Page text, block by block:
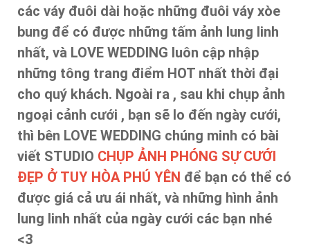
các váy đuôi dài hoặc những đuôi váy xòe
bung để có được những tấm ảnh lung linh
nhất, và LOVE WEDDING luôn cập nhập
những tông trang điểm HOT nhất thời đại
cho quý khách. Ngoài ra , sau khi chụp ảnh
ngoại cảnh cưới , bạn sẽ lo đến ngày cưới,
thì bên LOVE WEDDING chúng minh có bài
viết STUDIO CHỤP ẢNH PHÓNG SỰ CƯỚI
ĐẸP Ở TUY HÒA PHÚ YÊN để bạn có thể có
được giá cả ưu ái nhất, và những hình ảnh
lung linh nhất của ngày cưới các bạn nhé
<3